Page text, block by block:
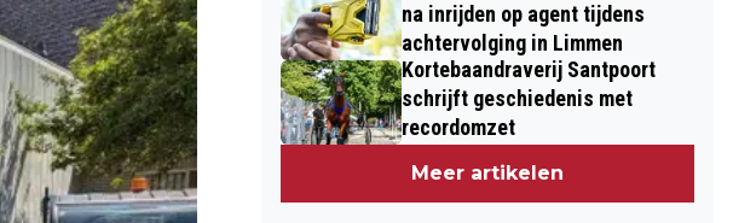
na inrijden op agent tijdens
achtervolging in Limmen
Kortebaandraverij Santpoort
schrijft geschiedenis met
recordomzet
Meer artikelen